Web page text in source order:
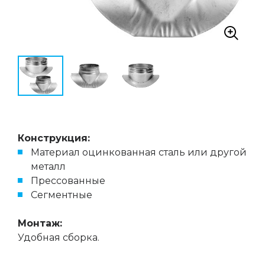
Конструкция:
Материал оцинкованная сталь или другой
металл
Прессованныe
Cегментныe
Монтаж:
Удобная сборка.